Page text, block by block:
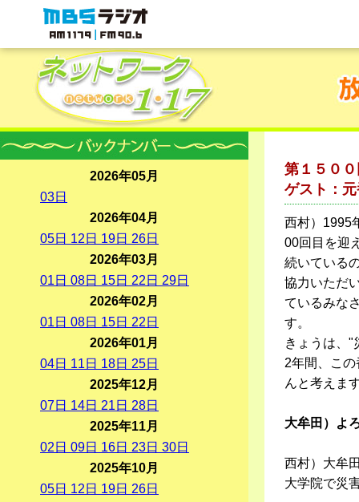
MBSラジオ 1179|FM90.6
第１５０
ゲスト：
西村）1995
00回目を迎
続いている
協力いただ
ているみな
す。
きょうは、"
2年間、こ
んと考えま
大牟田）よ
西村）大牟
大学院で災
2026年05月
03日
2026年04月
05日 12 日 19日 26日
2026年03月
01 日 08日 15日 22 日 29日
2026年02月
01 日 08日 15日 22 日
2026年01月
04日 11 日 18日 25日
2025年12月
07日 14日 21 日 28日
2025年11月
02 日 09日 16日 23日 30日
2025年10月
05日 12 日 19日 26日